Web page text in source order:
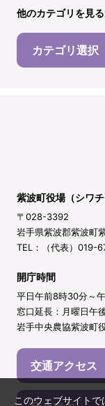
他のカテゴリを見る
カテゴリ選択
紫波町役場（シワチ
〒028-3392
岩手県紫波郡紫波町
TEL：（代表）019-
開庁時間
平日午前8時30分～
窓口延長：月曜日午
岩手中央農協紫波町
交通アクセス
このウェブサイト